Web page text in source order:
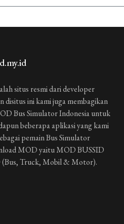
situs resmi dari developer
disitus ini kami juga membagikan
Bus Simulator Indonesia untuk
beberapa aplikasi yang kami
pemain Bus Simulator
MOD yaitu MOD BUSSID
(Bus, Truck, Mobil & Motor).